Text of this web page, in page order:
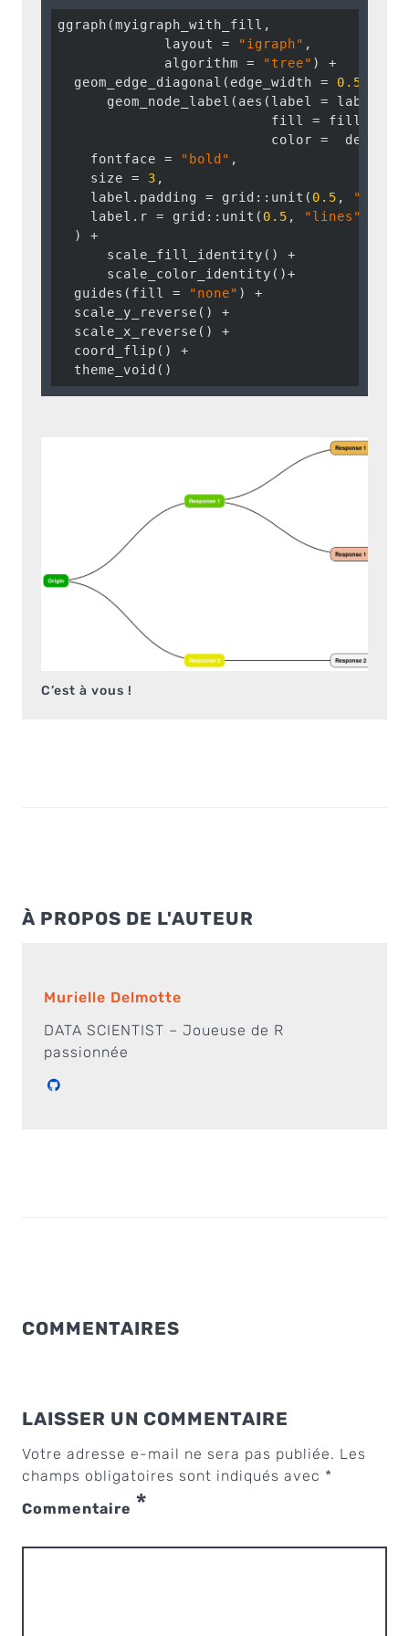
ggraph(myigraph_with_fill,
             layout =
"igraph" ,
             algorithm =
"tree" ) +
  geom_edge_diagonal(edge_width =
0.5
      geom_node_label(aes(label = label,
                          fill = fill,
color =
    fontface =
"bold" ,
    size =
3 ,
    label.padding = grid::unit(
0.5 ,
    label.r = grid::unit(
0.5 , "lines"
  ) +
      scale_fill_identity() +
      scale_color_identity()+
  guides(fill =
"none" ) +
  scale_y_reverse() +
  scale_x_reverse() +
  coord_flip() +
  theme_void()
C’est à vous !
À PROPOS DE L'AUTEUR
Murielle Delmotte
DATA SCIENTIST – Joueuse de R
passionnée
COMMENTAIRES
LAISSER UN COMMENTAIRE
Votre adresse e-mail ne sera pas publiée. Les
champs obligatoires sont indiqués avec *
Commentaire *